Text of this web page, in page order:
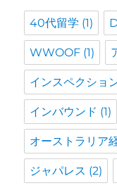
40代留学 (1)
WWOOF (1)
インスペクショ
インバウンド (1)
オーストラリア
ジャパレス (2)